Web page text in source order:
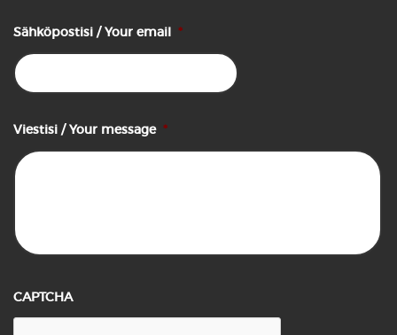
Sähköpostisi / Your email *
Viestisi / Your message *
CAPTCHA